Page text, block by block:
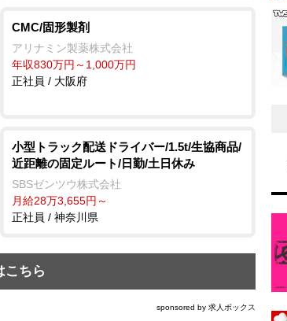
CMC/固形製剤
アリナミン製薬株式会社
年収830万円～1,000万円
正社員 / 大阪府
小型トラック配送ドライバー/1.5t/生協商品/
近距離の固定ルート/日勤/土日休み
SBSゼンツウ株式会社
月給28万3,655円～
正社員 / 神奈川県
こちら
sponsored by 求人ボックス